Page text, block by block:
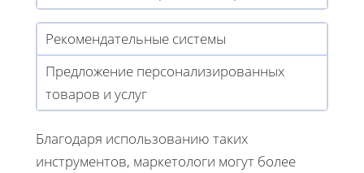
Рекомендательные системы
Предложение персонализированных
товаров и услуг
Благодаря использованию таких
инструментов, маркетологи могут более